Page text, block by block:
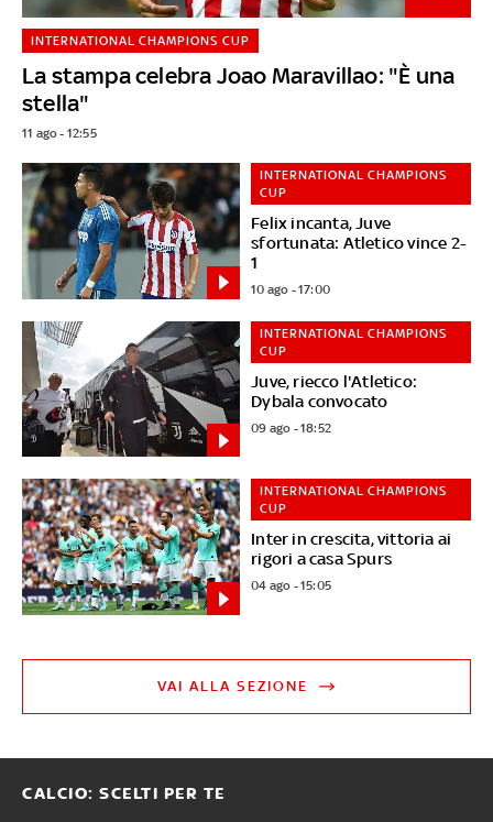
La stampa celebra Joao Maravillao: "È una
stella"
INTERNATIONAL CHAMPIONS CUP
11 ago - 12:55
Felix incanta, Juve
sfortunata: Atletico vince 2-
1
INTERNATIONAL CHAMPIONS
CUP
10 ago - 17:00
Juve, riecco l'Atletico:
Dybala convocato
INTERNATIONAL CHAMPIONS
CUP
09 ago - 18:52
Inter in crescita, vittoria ai
rigori a casa Spurs
INTERNATIONAL CHAMPIONS
CUP
04 ago - 15:05
VAI ALLA SEZIONE
CALCIO: SCELTI PER TE